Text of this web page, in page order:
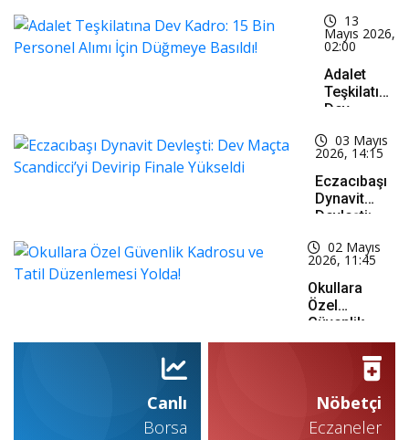
Hasreti Son
Buldu!
13
Mayıs 2026,
02:00
Adalet
Teşkilatına
Dev
Bin
Personel
Alımı İçin
Düğmeye
Basıldı!
03 Mayıs
2026, 14:15
Eczacıbaşı
Dynavit
Devleşti:
Scandicci’yi
Devirip
Finale
Yükseldi
02 Mayıs
2026, 11:45
Okullara
Özel
Güvenlik
Kadrosu Ve
Düzenlemesi
Yolda!
Canlı
Borsa
Nöbetçi
Eczaneler